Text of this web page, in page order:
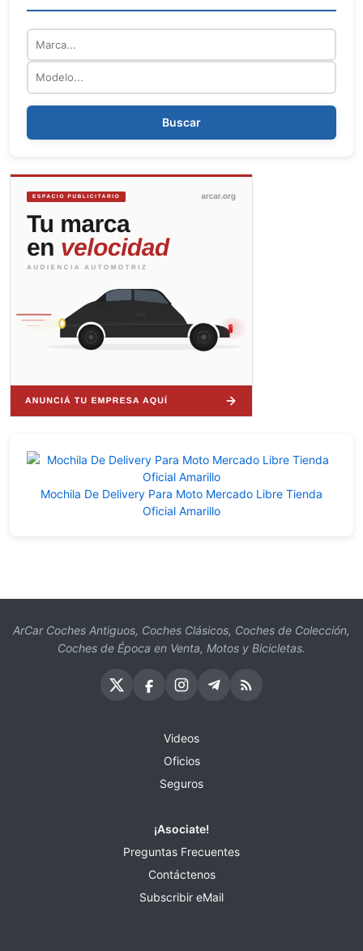
Marca
Buscar
Mochila De Delivery Para Moto Mercado Libre Tienda
Oficial Amarillo
ArCar Coches Antiguos, Coches Clásicos, Coches de Colección,
Coches de Época en Venta, Motos y Bicicletas.
Videos
Oficios
Seguros
¡Asociate!
Preguntas Frecuentes
Contáctenos
Subscribir eMail